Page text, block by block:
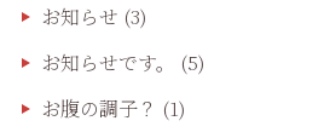
お知らせ (3)
お知らせです。
(5)
お腹の調子？ (1)